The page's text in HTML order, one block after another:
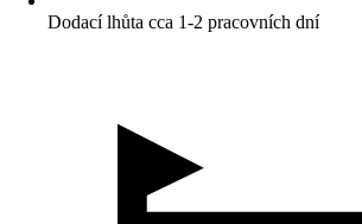
Dodací lhůta cca 1-2 pracovních dní